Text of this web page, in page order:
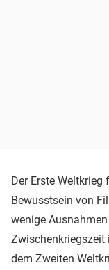
Der Erste
Bewusstsein von
wenige
Zwischenkriegszeit
dem Zweiten